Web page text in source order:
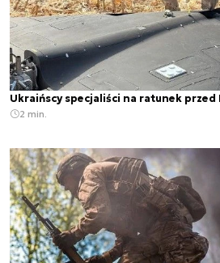
Ukraińscy specjaliści na ratunek przed
2 min.